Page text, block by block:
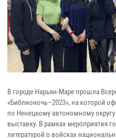
В городе Нарьян-Маре прошла
«Библионочь–2023», на которой
по Ненецкому автономному
выставку. В рамках мероприятия
литературой о войсках